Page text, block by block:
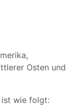
Osten und
ist wie folgt: